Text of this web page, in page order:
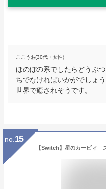
ここうお(30代・女性)
ほのぼの系でしたらどうぶ
ちでなければいかがでしょ
世界で癒されそうです。
no. 15